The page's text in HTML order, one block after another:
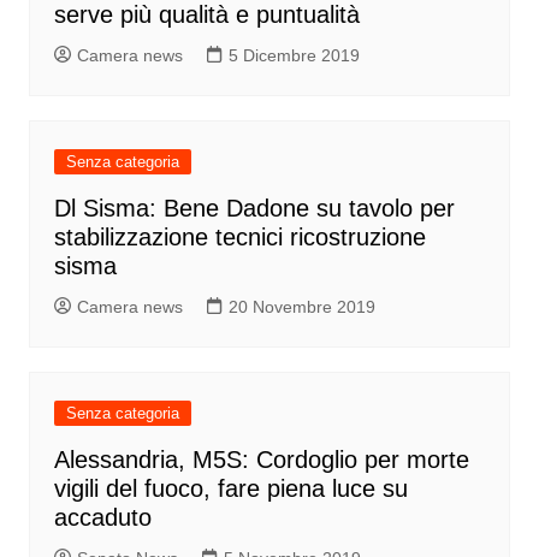
serve più qualità e puntualità
Camera news 5 Dicembre 2019
Senza categoria
Dl Sisma: Bene Dadone su tavolo per
stabilizzazione tecnici ricostruzione
sisma
Camera news 20 Novembre 2019
Senza categoria
Alessandria, M5S: Cordoglio per morte
vigili del fuoco, fare piena luce su
accaduto